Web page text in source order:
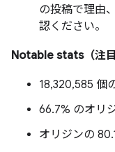
の投稿で理由
認ください。
Notable stats（注目
18,320,585 個
66.7% のオリ
オリジンの